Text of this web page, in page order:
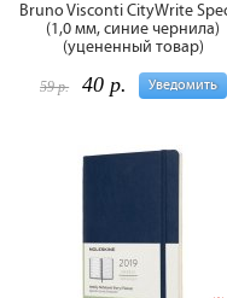
Bruno Visconti CityWrite
(1,0 мм, синие чернила)
(уцененный товар)
Уведомить
59 р. 40 р.